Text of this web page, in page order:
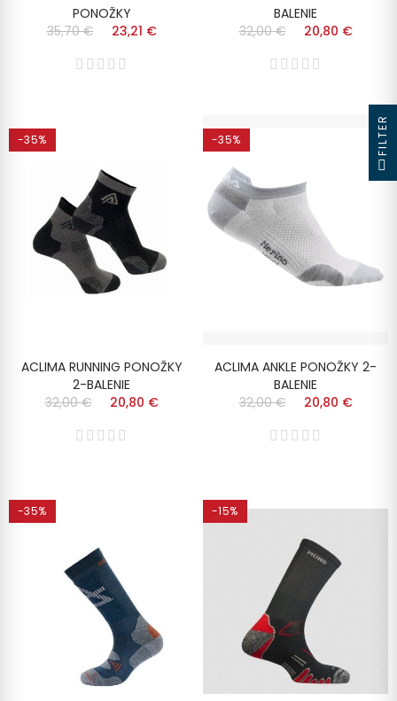
PONOŽKY
35,70 €
23,21 €
BALENIE
32,00 €
20,80 €
-35%
ACLIMA RUNNING PONOŽKY
2-BALENIE
32,00 €
20,80 €
-35%
ACLIMA ANKLE PONOŽKY 2-
BALENIE
32,00 €
20,80 €
-35% -15%
FILTER